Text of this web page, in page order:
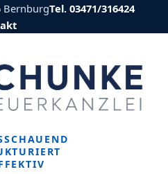
BernburgTel. 03471/316424